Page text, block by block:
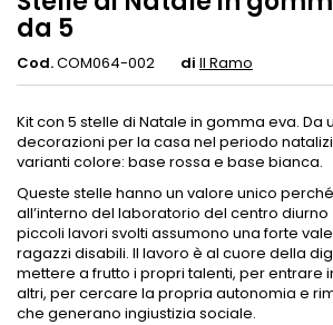
da 5
Cod.COM064-002 di Il Ramo
Kit con 5 stelle di Natale in gomma eva. Da
decorazioni per la casa nel periodo
varianti colore: base rossa e base bianca.
Queste stelle hanno un valore unico
all’interno del laboratorio del centro diurno
piccoli lavori svolti assumono una forte
ragazzi disabili. Il lavoro è al cuore della
mettere a frutto i propri talenti, per entrare
altri, per cercare la propria autonomia e
che generano ingiustizia sociale.